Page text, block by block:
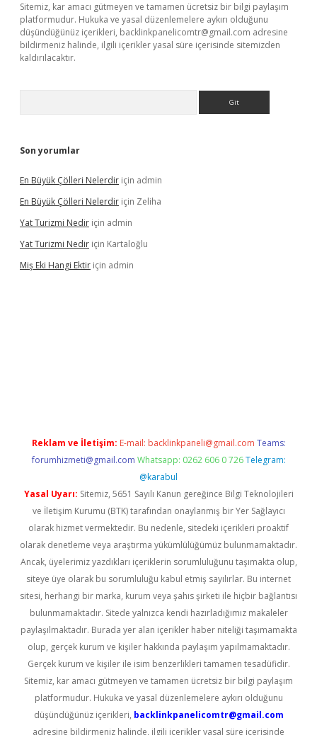
Sitemiz, kar amacı gütmeyen ve tamamen ücretsiz bir bilgi paylaşım
platformudur. Hukuka ve yasal düzenlemelere aykırı olduğunu
düşündüğünüz içerikleri, backlinkpanelicomtr@gmail.com adresine
bildirmeniz halinde, ilgili içerikler yasal süre içerisinde sitemizden
kaldırılacaktır.
Son yorumlar
En Büyük Çölleri Nelerdir için admin
En Büyük Çölleri Nelerdir için Zeliha
Yat Turizmi Nedir için admin
Yat Turizmi Nedir için Kartaloğlu
Miş Eki Hangi Ektir için admin
Reklam ve İletişim: E-mail: backlinkpaneli@gmail.com Teams:
forumhizmeti@gmail.com Whatsapp: 0262 606 0 726 Telegram:
@karabul
Yasal Uyarı: Sitemiz, 5651 Sayılı Kanun gereğince Bilgi Teknolojileri
ve İletişim Kurumu (BTK) tarafından onaylanmış bir Yer Sağlayıcı
olarak hizmet vermektedir. Bu nedenle, sitedeki içerikleri proaktif
olarak denetleme veya araştırma yükümlülüğümüz bulunmamaktadır.
Ancak, üyelerimiz yazdıkları içeriklerin sorumluluğunu taşımakta olup,
siteye üye olarak bu sorumluluğu kabul etmiş sayılırlar. Bu internet
sitesi, herhangi bir marka, kurum veya şahıs şirketi ile hiçbir bağlantısı
bulunmamaktadır. Sitede yalnızca kendi hazırladığımız makaleler
paylaşılmaktadır. Burada yer alan içerikler haber niteliği taşımamakta
olup, gerçek kurum ve kişiler hakkında paylaşım yapılmamaktadır.
Gerçek kurum ve kişiler ile isim benzerlikleri tamamen tesadüfidir.
Sitemiz, kar amacı gütmeyen ve tamamen ücretsiz bir bilgi paylaşım
platformudur. Hukuka ve yasal düzenlemelere aykırı olduğunu
düşündüğünüz içerikleri, backlinkpanelicomtr@gmail.com
adresine bildirmeniz halinde, ilgili içerikler yasal süre içerisinde